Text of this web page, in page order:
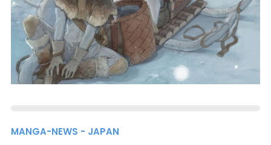
MANGA-NEWS - JAPAN